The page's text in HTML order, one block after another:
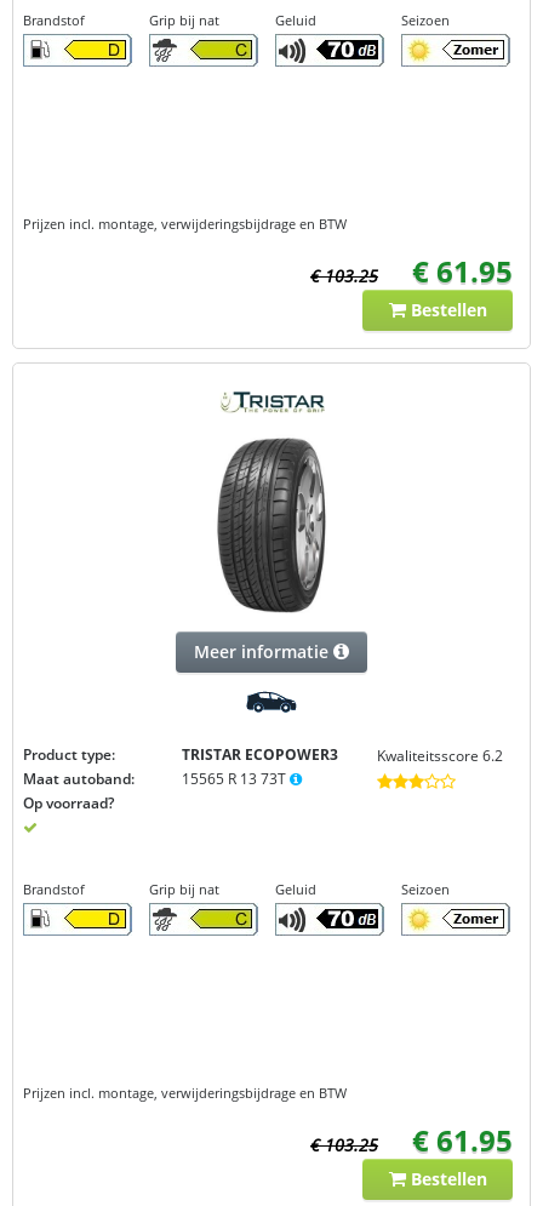
Brandstof Grip bij nat Geluid Seizoen
Prijzen incl. montage, verwijderingsbijdrage en BTW
€ 103.25 € 61.95
Bestellen
Meer informatie
Product type:
TRISTAR ECOPOWER3
Maat autoband:
15565 R 13 73T
Op voorraad?
Kwaliteitsscore 6.2
Brandstof Grip bij nat Geluid Seizoen
Prijzen incl. montage, verwijderingsbijdrage en BTW
€ 103.25 € 61.95
Bestellen